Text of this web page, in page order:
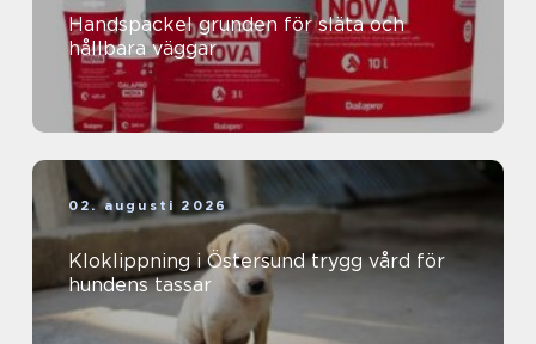
Handspackel grunden för släta och
hållbara väggar
02. augusti 2026
Kloklippning i Östersund trygg vård för
hundens tassar